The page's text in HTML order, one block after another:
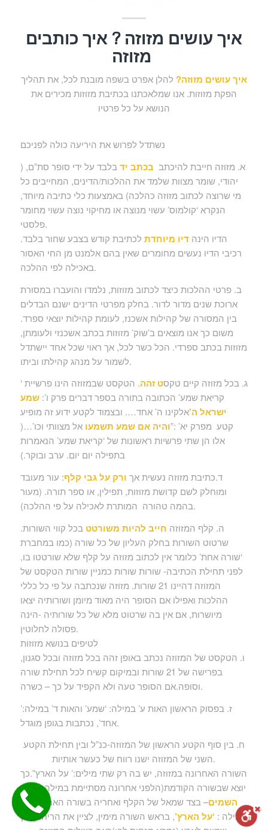
איך עושים מזוזה ? איך כותבים
איך עושים מזוזה? להלן אפרט בשפה מובנת לכל, את תהליך
הפקת מזוזות. אנו שמלאכתנו בכתיבת מזוזות מכירים את
הנושא על כל פרטיו
נשתדל לפרוש את היריעה כולה לפניכם
א. מזוזה חייבת להיכתב בכתב יד בלבד על ידי סופר סת”ם, (
יהודי, שומר מצוות שלמד את ההלכות/הדינים, המחייבים כל
מי שרוצה לכתוב מזוזה כהלכה) באמצעות כלי כתיבה מיוחד,
הנקרא ‘קולמוס’ עשוי מנוצה או מחיקוי נוצה עשוי מחומר
פלסטי.
הדיו הינהדיו מיוחדת לכתיבת קודש בצבע שחור בלבד.
רכיבי הדיו נעשים מחומרים שאין בהם אלמנט מן החי האסור
באכילה לפי ההלכה.
ב. פרטי ההלכות כיצד לכתוב מזוזות, נלמדו והועברו במסורת
ארוכת שנים מדור לדור. בחלק מפרטי הדינים ישנם הבדלים
בין המסורה של קהילות אשכנז, לעומת קהילות יוצאי ספרד.
משום כך אנו מוצאים ב’שוק’ מזוזות בכתב אשכנזי ולעומתן,
מזוזות בכתב ספרדי. הכל כשר לכל, אך ראוי שכל אחד יישתדל
לשמור על מנהג קהילתו וביתו.
ג. בכל מזוזה קיים טקסט זהה. הטקסט שבמזוזה הינו פרשיית ‘
קריאת שמע’ הכתובה בתורה בספר דברים פרק ו’: שמע
ישראל ה’אלקינו ה’ אחד…. ובצמוד לקטע ידוע זה מופיע
קטע מפרק יא’ :”והיה אם שמע תשמעו אל מצוותי וכו’…(
אלו הן שתי פרשיות ראשונות של ‘קריאת שמע’ הנאמרות
בתפילה יום יום. ערב ובוקר.)
ד.כתיבת מזוזה נעשית אך ורק על גבי קלף: עור מעובד
ומוחלק לשם קדושת מזוזות, תפילין, או ספר תורה. (מעור
בהמה טהורה המותרת לאכילה על פי ההלכה).
ה. קלף המזוזה חייב להיות משורטט בכל קווי השורות.
שרטוט השורות בחלק העליון של כל שורה (כמו במחברת
‘שורה אחת’ כלומר אין לכתוב מזוזה על קלף שלא שורטטו בו,
לפני תחילת הכתיבה- שורות שורות כמניין שורות הטקסט של
המזוזה דהיינו 21 שורות. מזוזה שנכתבה על פי כל כללי
ההלכות ואפילו אם הסופר היה מאוד מיומן ושורותיה יצאו
מיושרות, אם אין בה שרטוט מלא של כל שורותיה -הינה
פסולה לחלוטין.
לטיפים בנושא מזוזות
ו. הטקסט של המזוזה נכתב באופן זהה בכל מזוזה ובכל סגנון,
בפרישה של 21 שורות ובמיקום קשיח לכל תחילת שורה
וסופה.אם הסופר טעה ולא הקפיד על כך – כשרה.
ז. בפסוק הראשון האות ע’ במילה: ‘שמע’ והאות ד’ במילה:’
אחד’, נכתבות בגופן מוגדל.
ח. בין סוף הקטע הראשון של המזוזה-כנ”ל ובין תחילת הקטע
השני של המזוזה ישנו רווח של כעשר אותיות.
השורה האחרונה במזוזה, יש בה רק שתי מילים:’ על הארץ”.כך
יוצא שבשורה הקודמת(הלפני אחרונה מסתיימת במילה:כימי
השמים– בצד שמאל של הקלף ואחריה בשורה האחרונה
המילה : ‘על הארץ’, בראש השורה מימין, לציין את הריחוק בין